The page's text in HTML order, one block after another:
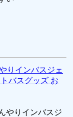
りインバスジェ
バスグッズ お
やりインバスジ